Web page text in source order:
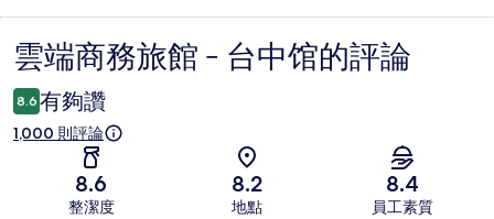
評
論
雲端商務旅館 - 台中馆的評論
8.6 有夠讚
1,000 則評論
8.6
整潔度
8.2
地點
8.4
員工素質